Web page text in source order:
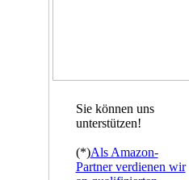
Sie können uns
unterstützen!
(*)Als Amazon-
Partner verdienen wir